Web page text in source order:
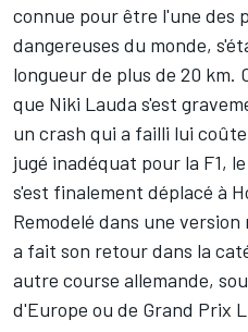
connue pour être l'une des
dangereuses du monde,
longueur de plus de 20 km.
que Niki Lauda s'est
un crash qui a failli lui
jugé inadéquat pour la F1,
s'est finalement déplacé à
Remodelé dans une
a fait son retour dans la
autre course allemande,
d'Europe ou de Grand Prix